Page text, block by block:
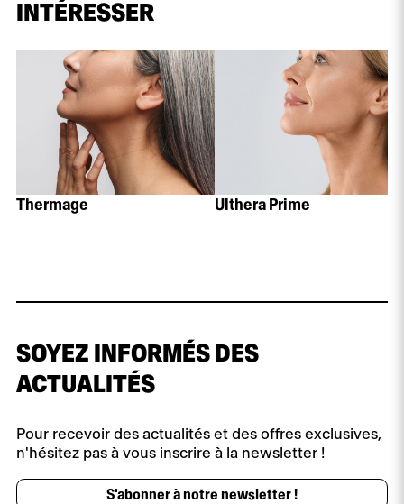
INTÉRESSER
Thermage Ulthera Prime
SOYEZ INFORMÉS DES
ACTUALITÉS
Pour recevoir des actualités et des offres exclusives,
n'hésitez pas à vous inscrire à la newsletter !
S'abonner à notre newsletter !